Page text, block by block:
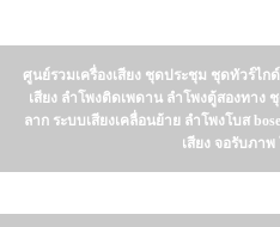
ศูนย์รวมเครื่องเสียง ชุดประชุม ชุดทัวร์ไ
เสียง ลำโพงติดเพดาน ลำโพงตู้สองทาง
ลาก ระบบเสียงเคลื่อนย้าย ลำโพงโบส
เสียง จอรับภาพ